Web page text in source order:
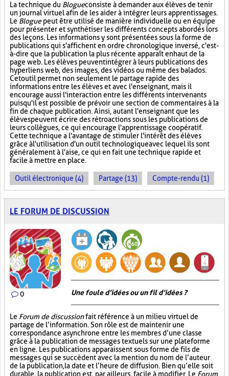
La technique du Blogueconsiste à demander aux élèves de tenir
un journal virtuel afin de les aider à intégrer leurs apprentissages.
Le Bloguepeut être utilisé de manière individuelle ou en équipe
pour présenter et synthétiser les différents concepts abordés lors
des leçons. Les informations y sont présentées sous la forme de
publications qui s'affichent en ordre chronologique inversé, c'est-
à-dire que la publication la plus récente apparaît en haut de la
page web. Les élèves peuvent intégrer à leurs publications des
hyperliens web, des images, des vidéos ou même des balados.
Cet outil permet non seulement le partage rapide des
informations entre les élèves et avec l'enseignant, mais il
encourage aussi l'interaction entre les différents intervenants
puisqu'il est possible de prévoir une section de commentaires à la
fin de chaque publication. Ainsi, autant l'enseignant que les
élèves peuvent écrire des rétroactions sous les publications de
leurs collègues, ce qui encourage l'apprentissage coopératif.
Cette technique a l'avantage de stimuler l'intérêt des élèves
grâce à l'utilisation d'un outil technologique avec lequel ils sont
généralement à l'aise, ce qui en fait une technique rapide et
facile à mettre en place.
Outil électronique (4) Partage (13) Compte-rendu (1)
LE FORUM DE DISCUSSION
0 Une foule d’idées ou un fil d’idées ?
Le Forum de discussionfait référence à un milieu virtuel de
partage de l’information. Son rôle est de maintenir une
correspondance asynchrone entre les membres d’une classe
grâce à la publication de messages textuels sur une plateforme
en ligne. Les publications apparaissent sous forme de fils de
messages qui se succèdent avec la mention du nom de l’auteur
de la publication, la date et l’heure de diffusion. Bien qu’elle soit
durable, la publication est, par ailleurs, facile à modifier. Le Forum